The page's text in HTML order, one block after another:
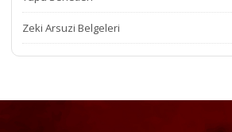
Zeki Arsuzi Belgeleri